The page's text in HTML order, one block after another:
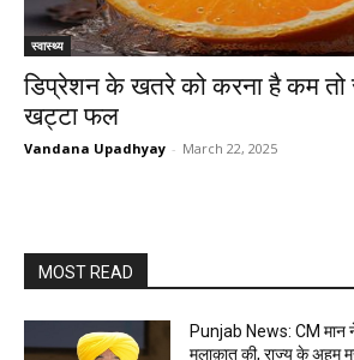
स्वास्थ्य
डिप्रेशन के खतरे को करना है कम तो
खट्टा फल
Vandana Upadhyay - March 22, 2025
MOST READ
Punjab News: CM मान
मुलाक़ात की, राज्य के अहम